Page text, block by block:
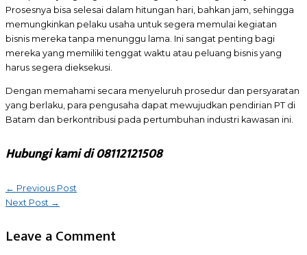
Prosesnya bisa selesai dalam hitungan hari, bahkan jam, sehingga
memungkinkan pelaku usaha untuk segera memulai kegiatan
bisnis mereka tanpa menunggu lama. Ini sangat penting bagi
mereka yang memiliki tenggat waktu atau peluang bisnis yang
harus segera dieksekusi.
Dengan memahami secara menyeluruh prosedur dan persyaratan
yang berlaku, para pengusaha dapat mewujudkan pendirian PT di
Batam dan berkontribusi pada pertumbuhan industri kawasan ini.
Hubungi kami di 08112121508
Post
navigation
← Previous Post
Next Post →
Leave a Comment